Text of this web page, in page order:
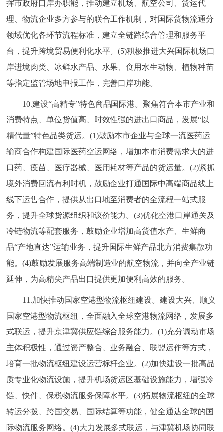
挥市政府口岸办职能，推动建立机场、航空公司、货运代
理、物流企业多方参与的联合工作机制，对国际货物流通分
领域优化各环节流程标准，建立全链路综合管理和服务平
台，提升跨境贸易便利化水平。(5)积极推进大兴国际机场口
岸进境肉类、冰鲜水产品、水果、食用水生动物、植物种苗
等指定监管场地申报工作，完善口岸功能。
10.建设“高精专”特色商品国际港。聚焦符合本市产业和
消费特点、单位货值高、时效性强的进出口商品，发展“以
精代量”特色品类货运。(1)鼓励本市企业与全球一流医药运
输商合作构建国际医药空运网络，增加本市消费需求大的进
口药、疫苗、医疗器械、医用耗材等产品的货运量。(2)紧抓
境外消费回流有利时机，鼓励企业打通国际中高端商品线上
线下运售合作，提供从出口地至消费者的全流程一站式服
务，提升全球货源组织和议价能力。(3)优化空港口岸通关及
冷链物流等配套服务，鼓励企业增加高货值水产、生鲜商
品“产地直达”运输业务，提升国际生鲜产品北方消费集散功
能。(4)鼓励发展服务高端制造业的航空物流，并向全产业链
延伸，为高精尖产品出口提供更加便利高效的服务。
11.加快推动国家空港型物流枢纽建设。建设大兴、顺义
国家空港型物流枢纽，全面融入全球空港物流网络，发展多
式联运，提升京津冀供应链综合服务能力。(1)充分调动市场
主体积极性，通过资产整合、业务融合、联盟运作等方式，
培育一批物流枢纽建设运营标杆企业。(2)加快建设一批高品
质专业化物流设施，提升机场货运区基础设施能力，增强冷
链、快件、保税物流服务保障水平。(3)拓展物流枢纽的全球
转运分拨、跨国交易、国际结算等功能，健全通达全球的国
际物流服务网络。(4)大力发展多式联运，与津冀机场协同联